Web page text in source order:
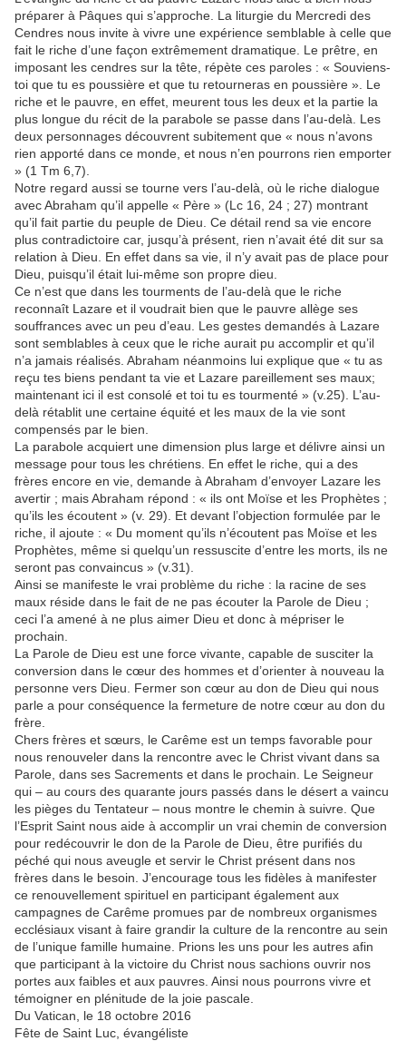
préparer à Pâques qui s’approche. La liturgie du Mercredi des
Cendres nous invite à vivre une expérience semblable à celle que
fait le riche d’une façon extrêmement dramatique. Le prêtre, en
imposant les cendres sur la tête, répète ces paroles : « Souviens-
toi que tu es poussière et que tu retourneras en poussière ». Le
riche et le pauvre, en effet, meurent tous les deux et la partie la
plus longue du récit de la parabole se passe dans l’au-delà. Les
deux personnages découvrent subitement que « nous n’avons
rien apporté dans ce monde, et nous n’en pourrons rien emporter
» (1 Tm 6,7).
Notre regard aussi se tourne vers l’au-delà, où le riche dialogue
avec Abraham qu’il appelle « Père » (Lc 16, 24 ; 27) montrant
qu’il fait partie du peuple de Dieu. Ce détail rend sa vie encore
plus contradictoire car, jusqu’à présent, rien n’avait été dit sur sa
relation à Dieu. En effet dans sa vie, il n’y avait pas de place pour
Dieu, puisqu’il était lui-même son propre dieu.
Ce n’est que dans les tourments de l’au-delà que le riche
reconnaît Lazare et il voudrait bien que le pauvre allège ses
souffrances avec un peu d’eau. Les gestes demandés à Lazare
sont semblables à ceux que le riche aurait pu accomplir et qu’il
n’a jamais réalisés. Abraham néanmoins lui explique que « tu as
reçu tes biens pendant ta vie et Lazare pareillement ses maux;
maintenant ici il est consolé et toi tu es tourmenté » (v.25). L’au-
delà rétablit une certaine équité et les maux de la vie sont
compensés par le bien.
La parabole acquiert une dimension plus large et délivre ainsi un
message pour tous les chrétiens. En effet le riche, qui a des
frères encore en vie, demande à Abraham d’envoyer Lazare les
avertir ; mais Abraham répond : « ils ont Moïse et les Prophètes ;
qu’ils les écoutent » (v. 29). Et devant l’objection formulée par le
riche, il ajoute : « Du moment qu’ils n’écoutent pas Moïse et les
Prophètes, même si quelqu’un ressuscite d’entre les morts, ils ne
seront pas convaincus » (v.31).
Ainsi se manifeste le vrai problème du riche : la racine de ses
maux réside dans le fait de ne pas écouter la Parole de Dieu ;
ceci l’a amené à ne plus aimer Dieu et donc à mépriser le
prochain.
La Parole de Dieu est une force vivante, capable de susciter la
conversion dans le cœur des hommes et d’orienter à nouveau la
personne vers Dieu. Fermer son cœur au don de Dieu qui nous
parle a pour conséquence la fermeture de notre cœur au don du
frère.
Chers frères et sœurs, le Carême est un temps favorable pour
nous renouveler dans la rencontre avec le Christ vivant dans sa
Parole, dans ses Sacrements et dans le prochain. Le Seigneur
qui – au cours des quarante jours passés dans le désert a vaincu
les pièges du Tentateur – nous montre le chemin à suivre. Que
l’Esprit Saint nous aide à accomplir un vrai chemin de conversion
pour redécouvrir le don de la Parole de Dieu, être purifiés du
péché qui nous aveugle et servir le Christ présent dans nos
frères dans le besoin. J’encourage tous les fidèles à manifester
ce renouvellement spirituel en participant également aux
campagnes de Carême promues par de nombreux organismes
ecclésiaux visant à faire grandir la culture de la rencontre au sein
de l’unique famille humaine. Prions les uns pour les autres afin
que participant à la victoire du Christ nous sachions ouvrir nos
portes aux faibles et aux pauvres. Ainsi nous pourrons vivre et
témoigner en plénitude de la joie pascale.
Du Vatican, le 18 octobre 2016
Fête de Saint Luc, évangéliste